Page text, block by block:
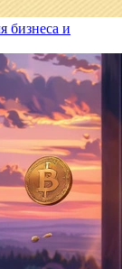
бизнеса и